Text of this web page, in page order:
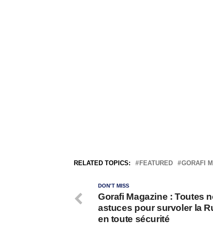
RELATED TOPICS: FEATURED GORAFI
DON'T MISS
Gorafi Magazine : Toutes
astuces pour survoler la
en toute sécurité